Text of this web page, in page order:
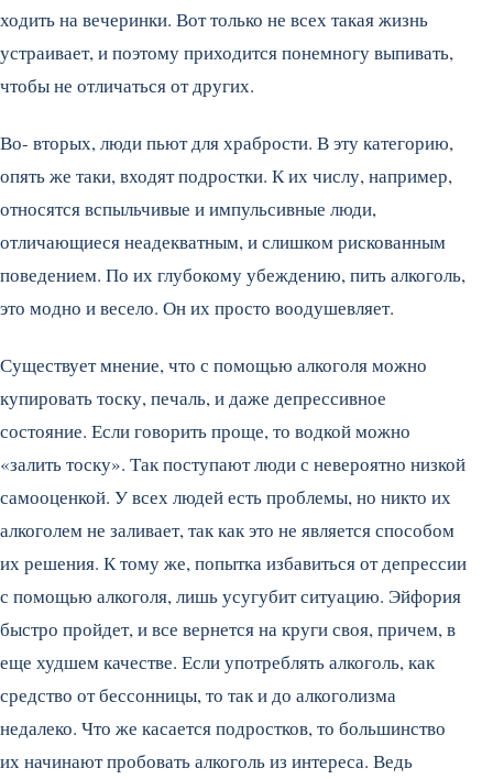
ходить на вечеринки. Вот только не всех такая жизнь
устраивает, и поэтому приходится понемногу выпивать,
чтобы не отличаться от других.
Во- вторых, люди пьют для храбрости. В эту категорию,
опять же таки, входят подростки. К их числу, например,
относятся вспыльчивые и импульсивные люди,
отличающиеся неадекватным, и слишком рискованным
поведением. По их глубокому убеждению, пить алкоголь,
это модно и весело. Он их просто воодушевляет.
Существует мнение, что с помощью алкоголя можно
купировать тоску, печаль, и даже депрессивное
состояние. Если говорить проще, то водкой можно
«залить тоску». Так поступают люди с невероятно низкой
самооценкой. У всех людей есть проблемы, но никто их
алкоголем не заливает, так как это не является способом
их решения. К тому же, попытка избавиться от депрессии
с помощью алкоголя, лишь усугубит ситуацию. Эйфория
быстро пройдет, и все вернется на круги своя, причем, в
еще худшем качестве. Если употреблять алкоголь, как
средство от бессонницы, то так и до алкоголизма
недалеко. Что же касается подростков, то большинство
их начинают пробовать алкоголь из интереса. Ведь